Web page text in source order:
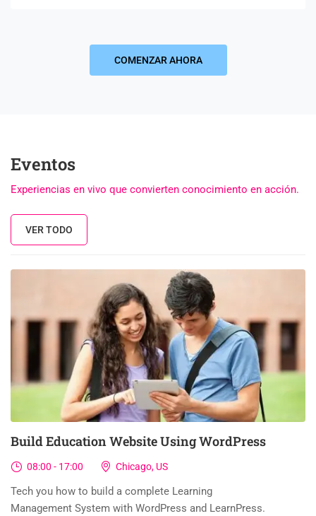
COMENZAR AHORA
Eventos
Experiencias en vivo que convierten conocimiento en acción.
VER TODO
03
DIC
Build Education Website Using WordPress
08:00 - 17:00 Chicago, US
Tech you how to build a complete Learning
Management System with WordPress and LearnPress.